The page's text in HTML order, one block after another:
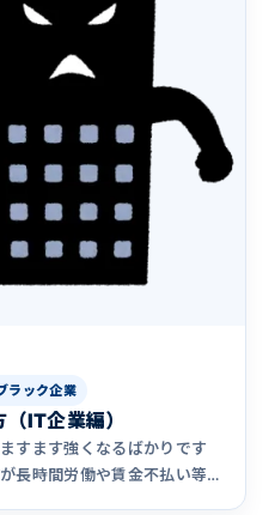
ラック企業
IT企業編）
すます強くなるばかりです
長時間労働や賃金不払い等